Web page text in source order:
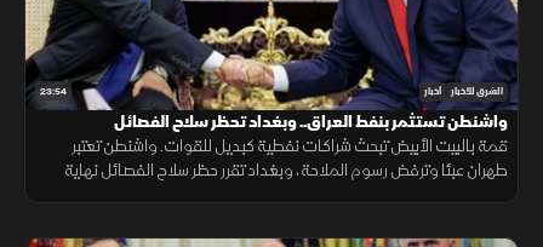
23:54 الشرق للأخبار أخبار
واشنطن تستثمر بنفط العراق.. وبغداد تحظر سلاح الفصائل
قمة بالبيت الأبيض تبحث شراكات نفطية كبديل للقوات. واشنطن تعتبر
طهران عبئا وترفض رسوم الملاحة، وبغداد تقرر حظر سلاح الفصائل نهاية